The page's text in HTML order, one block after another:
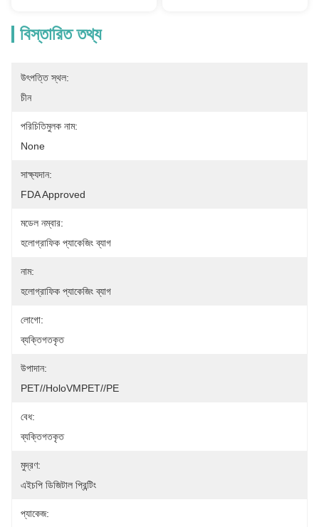
বিস্তারিত তথ্য
উৎপত্তি স্থল:
চীন
পরিচিতিমুলক নাম:
None
সাক্ষ্যদান:
FDA Approved
মডেল নম্বার:
হলোগ্রাফিক প্যাকেজিং ব্যাগ
নাম:
হলোগ্রাফিক প্যাকেজিং ব্যাগ
লোগো:
ব্যক্তিগতকৃত
উপাদান:
PET//HoloVMPET//PE
বেধ:
ব্যক্তিগতকৃত
মুদ্রণ:
এইচপি ডিজিটাল প্রিন্টিং
প্যাকেজ: